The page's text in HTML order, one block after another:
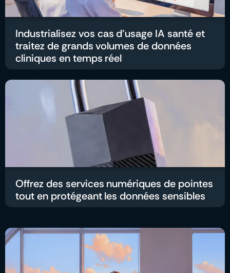
Industrialisez vos cas d’usage IA santé et
traitez de grands volumes de données
cliniques en temps réel
Offrez des services numériques de pointes
tout en protégeant les données sensibles